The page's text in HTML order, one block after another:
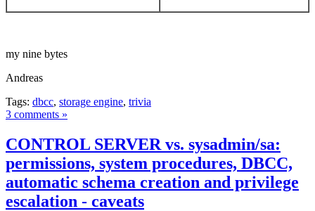
my nine bytes
Andreas
Tags: dbcc, storage engine, trivia
3 comments »
CONTROL SERVER vs. sysadmin/sa:
permissions, system procedures, DBCC,
automatic schema creation and privilege
escalation - caveats